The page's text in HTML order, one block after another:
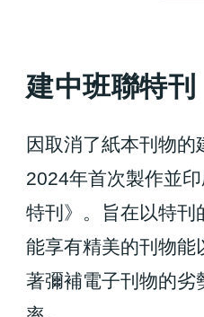
建中班聯特刊
因取消了紙本刊物
2024年首次製作並
特刊》。
旨在以特刊
能享有精美的刊物能
著彌補電子刊物的劣